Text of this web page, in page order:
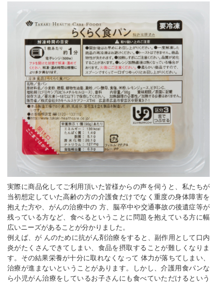
実際に商品化してご利用頂いた皆様からの声を伺うと、私たちが
当初想定していた高齢の方の介護食だけでなく重度の身体障害を
抱えた方や、がんの治療中の 方、脳卒中や交通事故の後遺症等が
残っている方など、食べるということに問題を抱えている方に幅
広いニーズがあることが分かりました。
例えば、が んのために抗がん剤治療をすると、副作用として口内
炎がたくさんできてしまい、食品を摂取することが難しくなりま
す。その結果栄養が十分に取れなくなって 体力が落ちてしまい、
治療が進まないということがあります。しかし、介護用食パンな
ら小児がん治療をしているお子さんにも食べていただけるという